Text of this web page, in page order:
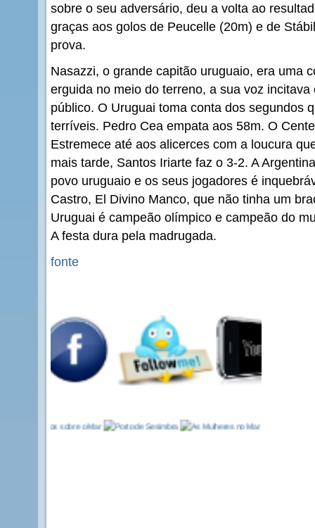
sobre o seu adversário, deu a volta ao
graças aos golos de Peucelle (20m) e de
prova.
Nasazzi, o grande capitão uruguaio, era uma
erguida no meio do terreno, a sua voz
público. O Uruguai toma conta dos segundos
terríveis. Pedro Cea empata aos 58m. O
Estremece até aos alicerces com a loucura
mais tarde, Santos Iriarte faz o 3-2. A
povo uruguaio e os seus jogadores é
Castro, El Divino Manco, que não tinha um
Uruguai é campeão olímpico e campeão do
A festa dura pela madrugada.
fonte